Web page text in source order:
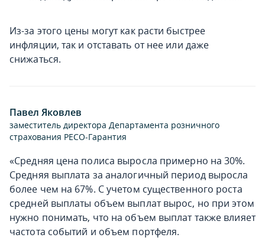
Из-за этого цены могут как расти быстрее
инфляции, так и отставать от нее или даже
снижаться.
Павел Яковлев
заместитель директора Департамента розничного
страхования РЕСО-Гарантия
«Средняя цена полиса выросла примерно на 30%.
Средняя выплата за аналогичный период выросла
более чем на 67%. С учетом существенного роста
средней выплаты объем выплат вырос, но при этом
нужно понимать, что на объем выплат также влияет
частота событий и объем портфеля.